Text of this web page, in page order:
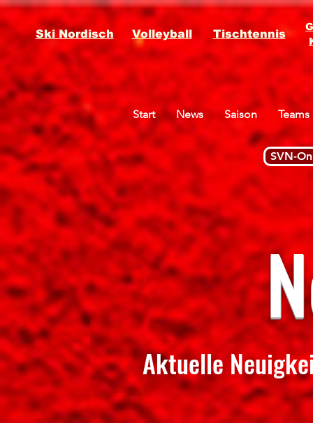
Ski Nordisch Volleyball Tischtennis
Start News Saison Teams
SVN-
Aktuelle